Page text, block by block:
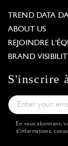
TREND DATA
ABOUT US
REJOINDRE
BRAND
S'inscrire
En vous abonnant,
d'informations,